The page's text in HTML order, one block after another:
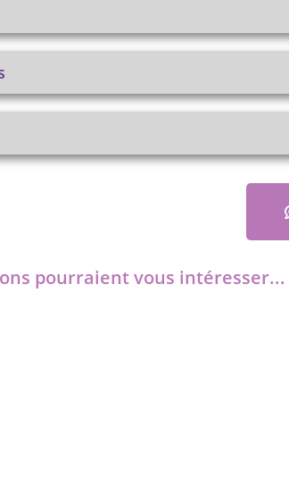
pourraient vous intéresser...